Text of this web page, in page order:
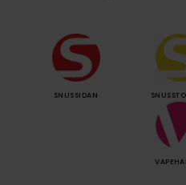
SNUSSIDAN